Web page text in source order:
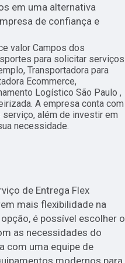
em uma alternativa
de confiança e
valor Campos dos
para solicitar serviços
Transportadora para
Ecommerce,
Logístico São Paulo ,
A empresa conta com
além de investir em
necessidade.
de Entrega Flex
mais flexibilidade na
é possível escolher o
as necessidades do
com uma equipe de
modernos para